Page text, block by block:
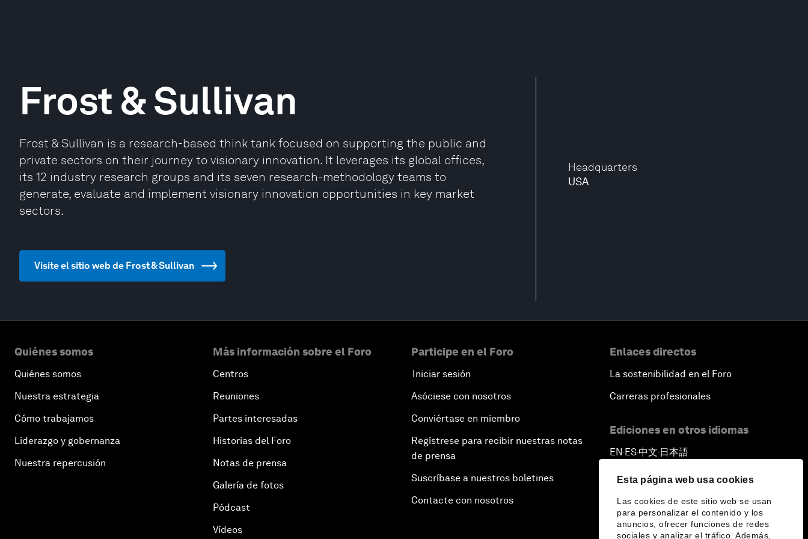
Esta página web usa cookies
Las cookies de este sitio web se usan
para personalizar el contenido y los
anuncios, ofrecer funciones de redes
sociales y analizar el tráfico. Además,
Headquarters
USA
Frost & Sullivan
Frost & Sullivan is a research-based think tank focused on supporting the public and
private sectors on their journey to visionary innovation. It leverages its global offices,
its 12 industry research groups and its seven research-methodology teams to
generate, evaluate and implement visionary innovation opportunities in key market
sectors.
Visite el sitio web de Frost & Sullivan
Quiénes somos
Quiénes somos
Nuestra estrategia
Cómo trabajamos
Liderazgo y gobernanza
Nuestra repercusión
Más información sobre el Foro
Centros
Reuniones
Partes interesadas
Historias del Foro
Notas de prensa
Galería de fotos
Pódcast
Vídeos
Participe en el Foro
Iniciar sesión
Asóciese con nosotros
Conviértase en miembro
Regístrese para recibir nuestras notas
de prensa
Suscríbase a nuestros boletines
Contacte con nosotros
Enlaces directos
La sostenibilidad en el Foro
Carreras profesionales
Ediciones en otros idiomas
EN ▪ES▪中文▪ 日本語